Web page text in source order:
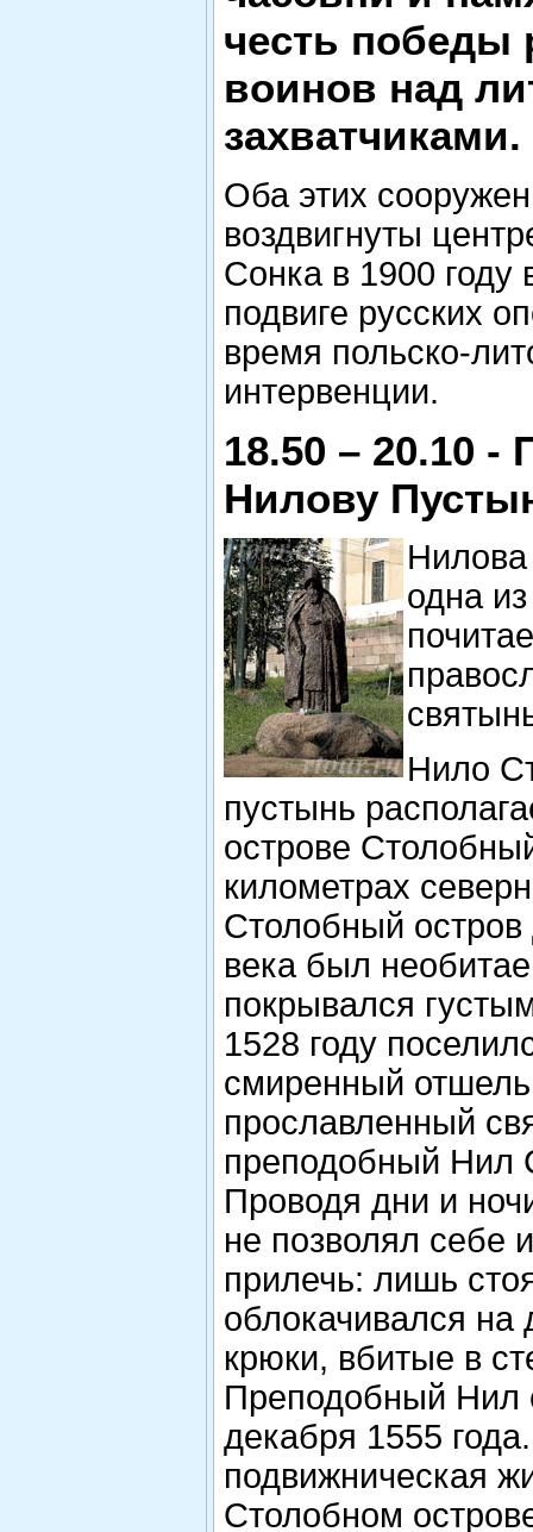
честь победы
воинов над
захватчиками.
Оба этих
воздвигнуты
Сонка в 1900 году
подвиге русских
время польско-
интервенции.
18.50 – 20.10 -
Нилову
одна
Нило
пустынь
острове
километрах
Столобный
века был
покрывался
1528 году
смиренный
прославленный
преподобный Нил
Проводя дни и
не позволял себе
прилечь: лишь
облокачивался на
крюки, вбитые в
Преподобный Нил
декабря 1555
подвижническая
Столобном